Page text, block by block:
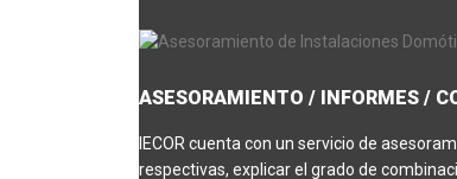
ASESORAMIENTO / INFORMES /
IECOR cuenta con un servicio de
respectivas, explicar el grado de